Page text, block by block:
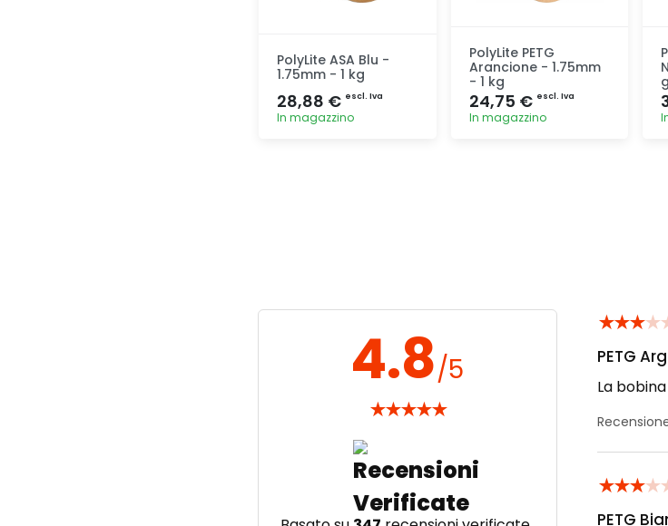
PolyLite ASA Blu -
1.75mm - 1 kg
28,88 € escl. Iva
In magazzino
PolyLite PETG
Arancione - 1.75mm
- 1 kg
24,75 € escl. Iva
In magazzino
g
4.8/5
★★★★★
★★★★
PETG
La
★★★★
PETG